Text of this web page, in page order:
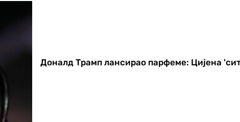
Доналд Трамп лансирао парфеме: Цијена